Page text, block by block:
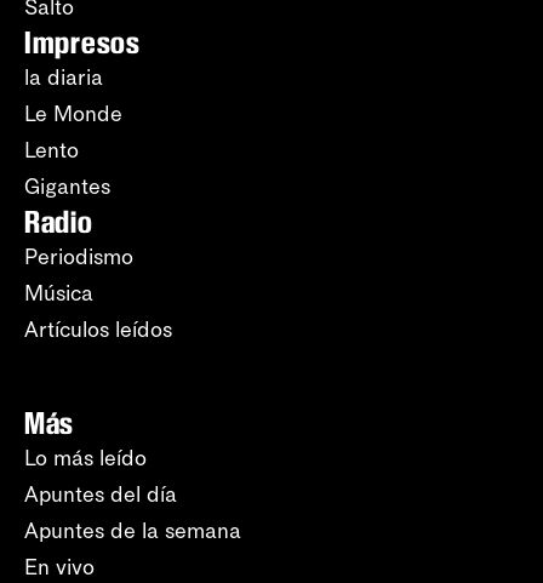
Salto
Impresos
la diaria
Le Monde
Lento
Gigantes
Radio
Periodismo
Música
Artículos leídos
Más
Lo más leído
Apuntes del día
Apuntes de la semana
En vivo